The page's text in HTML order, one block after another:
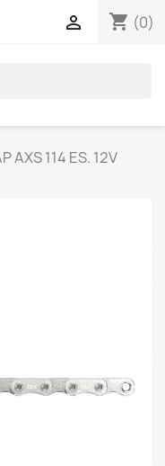
shopping_cart (0)

AXS 114 ES. 12V